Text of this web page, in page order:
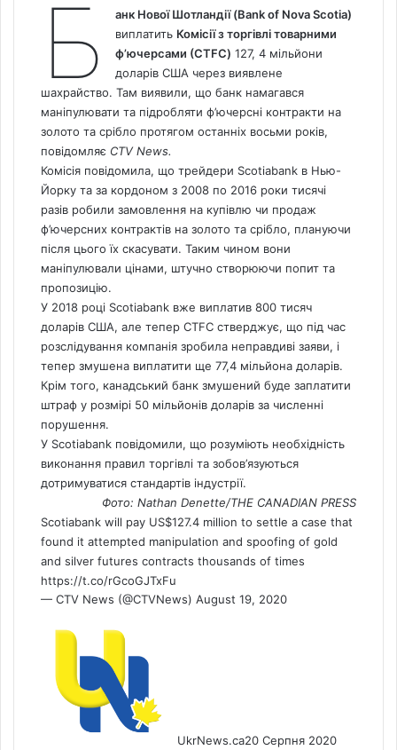
Б
анк Нової Шотландії (Bank of Nova Scotia)
виплатить Комісії з торгівлі товарними
ф’ючерсами (СTFC) 127, 4 мільйони
доларів США через виявлене
шахрайство. Там виявили, що банк намагався
маніпулювати та підробляти ф’ючерсні контракти на
золото та срібло протягом останніх восьми років,
повідомляє CTVNews.
Комісія повідомила, що трейдери Scotiabank в Нью-
Йорку та за кордоном з 2008 по 2016 роки тисячі
разів робили замовлення на купівлю чи продаж
ф’ючерсних контрактів на золото та срібло, плануючи
після цього їх скасувати. Таким чином вони
маніпулювали цінами, штучно створюючи попит та
пропозицію.
У 2018 році Scotiabank вже виплатив 800 тисяч
доларів США, але тепер CTFC стверджує, що під час
розслідування компанія зробила неправдиві заяви, і
тепер змушена виплатити ще 77,4 мільйона доларів.
Крім того, канадський банк змушений буде заплатити
штраф у розмірі 50 мільйонів доларів за численні
порушення.
У Scotiabank повідомили, що розуміють необхідність
виконання правил торгівлі та зобов’язуються
дотримуватися стандартів індустрії.
Фото: Nathan Denette/THE CANADIAN PRESS
Scotiabank will pay US$127.4 million to settle a case that
found it attempted manipulation and spoofing of gold
and silver futures contracts thousands of times
https://t.co/rGcoGJTxFu
— CTV News (@CTVNews) August 19, 2020
UkrNews.ca20 Серпня 2020